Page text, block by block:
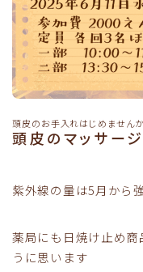
頭皮のお手入れはじめませんか
頭皮のマッサージ
紫外線の量は5月から
薬局にも日焼け止め
うに思います